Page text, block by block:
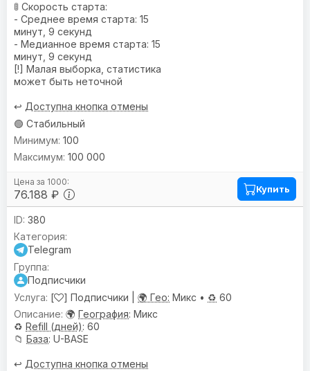
🚦 Скорость старта:
- Среднее время старта: 15
минут, 9 секунд
- Медианное время старта: 15
минут, 9 секунд
[!] Малая выборка, статистика
может быть неточной
↩️ Доступна кнопка отмены
🟢 Стабильный
76.188 ₽
100
100 000
Купить
380
Telegram
Подписчики
[
] Подписчики | 🌍 Гео: Микс • ♻️ 60
🌍 География: Микс
♻️ Refill (дней): 60
📁 База: U-BASE
↩️ Доступна кнопка отмены